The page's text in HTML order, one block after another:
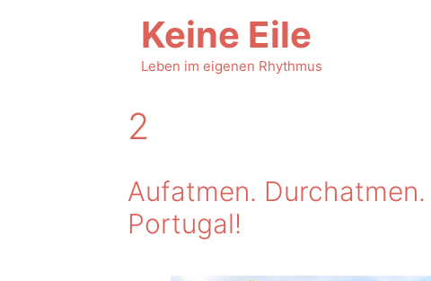
Keine Eile
Leben im eigenen Rhythmus
2
Aufatmen.
Portugal!